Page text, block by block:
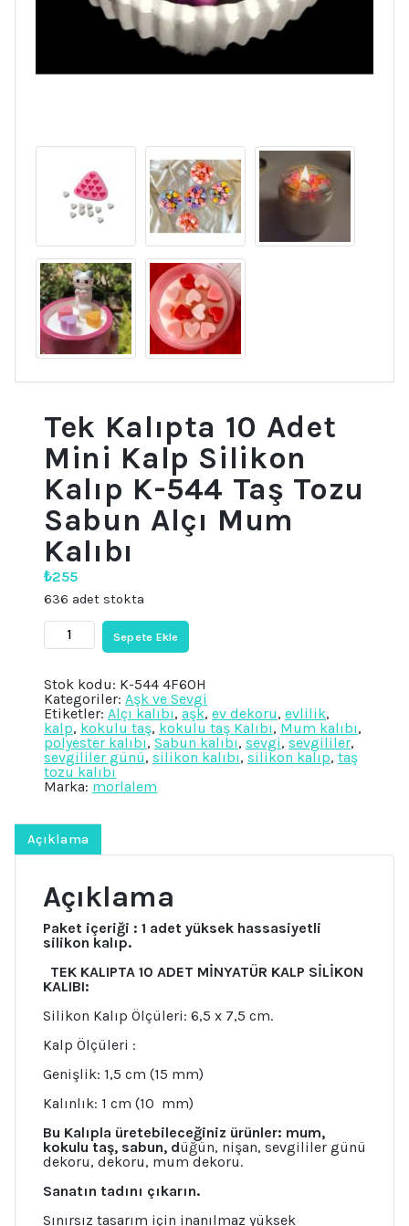
Tek Kalıpta 10 Adet
Mini Kalp Silikon
Kalıp K-544 Taş Tozu
Sabun Alçı Mum
Kalıbı
₺255
636 adet stokta
Tek
Kalıpta
Mini
Kalp
Silikon
Kalıp
K-
544
Taş
Tozu
Mum
Kalıbı
adet
Sepete Ekle
Stok kodu: K-544 4F60H
Kategoriler: Aşk ve Sevgi
Etiketler: Alçı kalıbı, aşk, ev dekoru, evlilik,
kalp, kokulu taş, kokulu taş Kalıbı, Mum kalıbı,
polyester kalıbı, Sabun kalıbı, sevgi, sevgililer,
sevgililer günü, silikon kalıbı, silikon kalıp, taş
tozu kalıbı
Marka: morlalem
Açıklama
Açıklama
Paket içeriği : 1 adet yüksek hassasiyetli
silikon kalıp.
TEK KALIPTA 10 ADET MİNYATÜR KALP SİLİKON
KALIBI:
Silikon Kalıp Ölçüleri: 6,5 x 7,5 cm.
Kalp Ölçüleri :
Genişlik: 1,5 cm (15 mm)
Kalınlık: 1 cm (10 mm)
Bu Kalıpla üretebileceğiniz ürünler: mum,
kokulu taş, sabun, düğün, nişan, sevgililer günü
dekoru, dekoru, mum dekoru.
Sanatın tadını çıkarın.
Sınırsız tasarım için inanılmaz yüksek